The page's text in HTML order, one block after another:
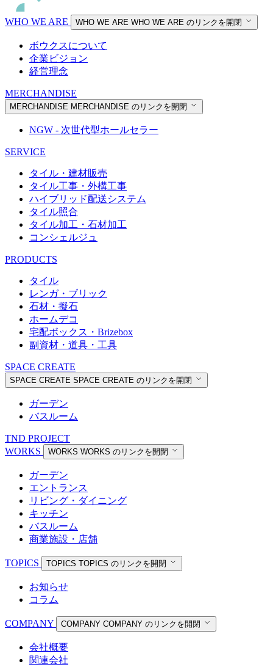
WHO WE ARE WHO WE ARE WHO WE ARE のリンクを開閉
ボウクスについて
企業ビジョン
経営理念
MERCHANDISE
MERCHANDISE MERCHANDISE のリンクを開閉
NGW - 次世代型ホールセラー
SERVICE
タイル・建材販売
タイル工事・外構工事
ハイブリッド配送システム
タイル照合
タイル加工・石材加工
コンシェルジュ
PRODUCTS
タイル
レンガ・ブリック
石材・擬石
ホームデコ
宅配ボックス・Brizebox
副資材・道具・工具
SPACE CREATE
SPACE CREATE SPACE CREATE のリンクを開閉
ガーデン
バスルーム
TND PROJECT
WORKS
WORKS WORKS のリンクを開閉
ガーデン
エントランス
リビング・ダイニング
キッチン
バスルーム
商業施設・店舗
TOPICS TOPICS TOPICS のリンクを開閉
お知らせ
コラム
COMPANY COMPANY COMPANY のリンクを開閉
会社概要
関連会社